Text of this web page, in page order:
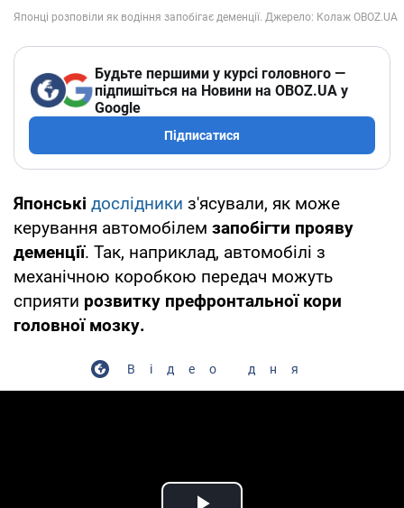
Будьте першими у курсі головного —
підпишіться на Новини на OBOZ.UA у
Google
Підписатися
Японські дослідники з'ясували, як може
керування автомобілем запобігти прояву
деменції. Так, наприклад, автомобілі з
механічною коробкою передач можуть
сприяти розвитку префронтальної кори
головної мозку.
Відео дня